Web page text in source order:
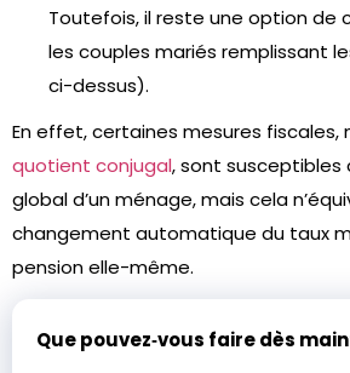
Toutefois, il reste une option de
les couples mariés remplissant
ci-dessus).
En effet, certaines mesures
quotient conjugal, sont susceptibles
global d’un ménage, mais cela
changement automatique du taux
pension elle-même.
Que pouvez‑vous faire dès